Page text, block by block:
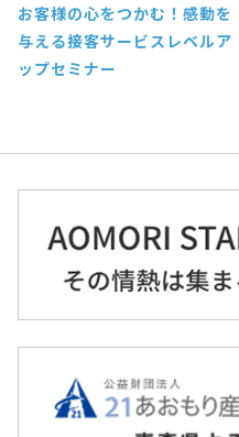
お客様の心をつかむ！感動を
与える接客サービスレベルア
ップセミナー